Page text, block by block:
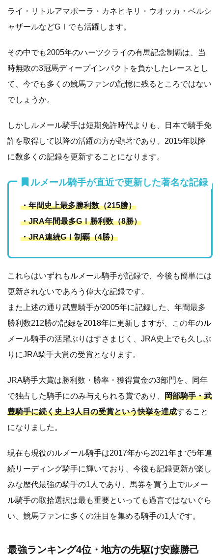
ライ・リトルアマポーラ・カネヒキリ・ウオッカ・ベルシ
ャザールなどGⅠでも活躍します。
その中でも2005年のハーツクライの有馬記念制覇は、当
時無敗の3冠馬ディープインパクトを負かしたレースとし
て、今でも多くの競馬ファンの記憶に残るところではない
でしょうか。
しかしルメール騎手は短期免許時代よりも、日本で騎手免
許を取得して以降の活躍の方が顕著であり、2015年以降
に数多くの記録を更新することになります。
ルメール騎手が直近で更新した著名な記録
・年間史上最多勝利数（215勝）
・JRA年間最多GⅠ勝利数（8勝）
・JRA連続GⅠ制覇（4勝）
これらはいずれもルメール騎手が記録で、今後も簡単には
更新されないであろう偉大な記録です。
また上述の通り武豊騎手が2005年に記録した、年間最多
勝利数212勝の記録を2018年に更新しますが、この年のル
メール騎手の活躍ぶりはすさまじく、JRA史上でも久しぶ
りにJRA騎手大賞の受賞となります。
JRA騎手大賞は勝利数・勝率・獲得賞金の3部門を、同年
で独占した騎手にのみ与えられる賞であり、 岡部騎手・武
豊騎手に続く史上3人目の受賞という快挙を達成すること
になりました。
現在も現役のルメール騎手は2017年から2021年まで5年連
続リーディング騎手に輝いており、今後も記録更新が楽し
みな歴代最強の騎手の1人であり、馬券を買う上でルメー
ル騎手の取拾選択は最も重要といっても過言ではないぐら
い、競馬ファンに多くの注目を集める騎手の1人です。
最強ランキング4位・地方の先駆け安藤勝己